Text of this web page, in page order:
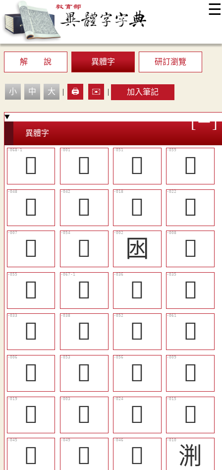
☰
最新消息
顯示模式
網站導覽
解 說
異體字 研訂瀏覽
小 中 大 | 🖨️ ✉️ | 加入筆記
異體字
󳋕 𣶒 󳋋
󳋑
󳋈
󳋂 󳊬
󳊰
𠝃
󰠑 囦
𡆼
󳋏
𡇋 󳊼
󳊻
󳊺
󳊾 󳋌
󳋓
󳊥
󳋍 󳋐
𣴸
󳊭
𣴺 󳊲
󳊩
󳋅
󳋉 󳋆
渆